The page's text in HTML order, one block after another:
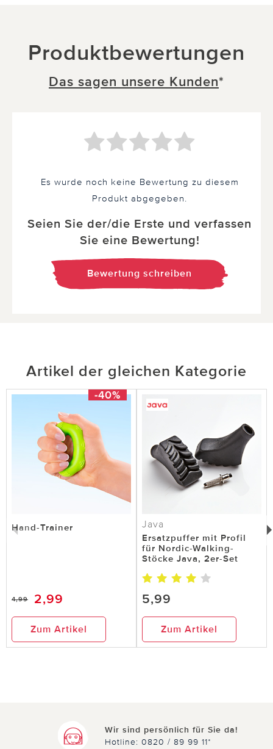
Produktbewertungen
Das sagen unsere Kunden*
Es wurde noch keine Bewertung zu diesem
Produkt abgegeben.
Seien Sie der/die Erste und verfassen
Sie eine Bewertung!
Bewertung schreiben
Artikel der gleichen Kategorie
-40%
Hand-Trainer
4,99 2,99
Zum Artikel
Java
Ersatzpuffer mit Profil
für Nordic-Walking-
Stöcke Java, 2er-Set
5,99
Zum Artikel
Wir sind persönlich für Sie da!
Hotline: 0820 / 89 99 11*